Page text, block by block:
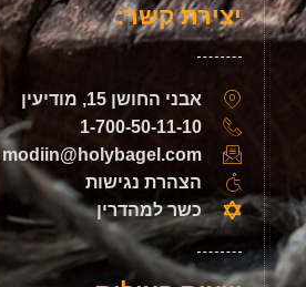
יצירת קשר:
אבני החושן 15, מודיעין
1-700-50-11-10
modiin@holybagel.com
הצהרת נגישות
כשר למהדרין